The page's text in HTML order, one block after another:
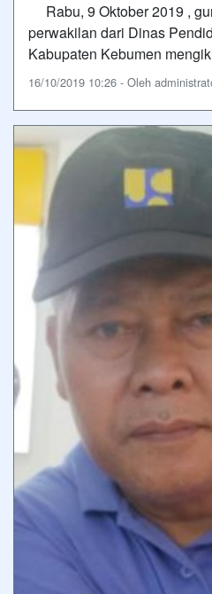
Rabu, 9 Oktober 2019 ,
perwakilan dari Dinas
Kabupaten Kebumen
16/10/2019 10:26 - Oleh